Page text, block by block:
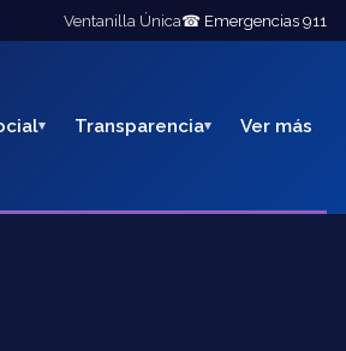
Ventanilla Única☎ Emergencias 911
Transparencia Ver más